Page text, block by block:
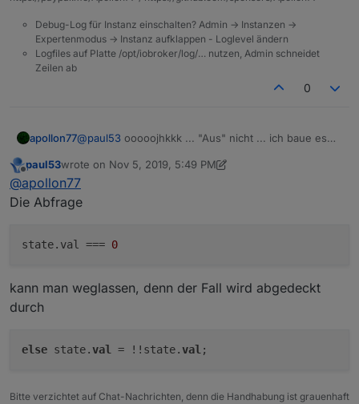
Debug-Log für Instanz einschalten? Admin -> Instanzen ->
Expertenmodus -> Instanz aufklappen - Loglevel ändern
Logfiles auf Platte /opt/iobroker/log/… nutzen, Admin schneidet
Zeilen ab
0
apollon77@paul53 ooooojhkkk ... "Aus" nicht ... ich baue es
Offline
paul53wrote on Nov 5, 2019, 5:49 PM
last edited by paul53Nov 5, 2019, 7:07 PM
@apollon77
Die Abfrage
state.val === 0
kann man weglassen, denn der Fall wird abgedeckt
durch
else state.val = !!state.val
Bitte verzichtet auf Chat-Nachrichten, denn die Handhabung ist grauenhaft